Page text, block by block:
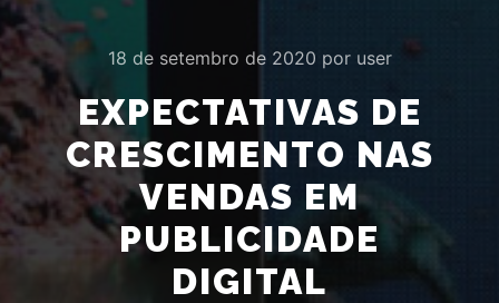
18 de setembro de 2020 por user
EXPECTATIVAS DE
CRESCIMENTO NAS
VENDAS EM
PUBLICIDADE
DIGITAL